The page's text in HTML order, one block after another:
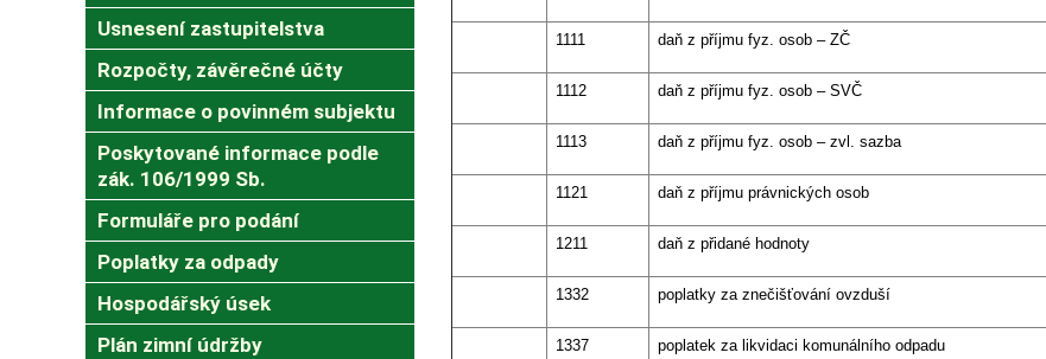
Usnesení zastupitelstva
Rozpočty, závěrečné účty
Informace o povinném subjektu
Poskytované informace podle
zák. 106/1999 Sb.
Formuláře pro podání
Poplatky za odpady
Hospodářský úsek
Plán zimní údržby
1111 daň z příjmu fyz. osob – ZČ
1112 daň z příjmu fyz. osob – SVČ
1113 daň z příjmu fyz. osob – zvl. sazba
1121 daň z příjmu právnických osob
1211 daň z přidané hodnoty
1332 poplatky za znečišťování ovzduší
1337 poplatek za likvidaci komunálního odpadu